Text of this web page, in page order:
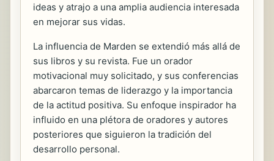
ideas y atrajo a una amplia audiencia interesada
en mejorar sus vidas.
La influencia de Marden se extendió más allá de
sus libros y su revista. Fue un orador
motivacional muy solicitado, y sus conferencias
abarcaron temas de liderazgo y la importancia
de la actitud positiva. Su enfoque inspirador ha
influido en una plétora de oradores y autores
posteriores que siguieron la tradición del
desarrollo personal.